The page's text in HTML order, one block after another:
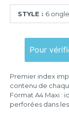
cm
STYLE : 6
onglets
Premier index
contenu de
Format A4 Maxi :
perforées dans